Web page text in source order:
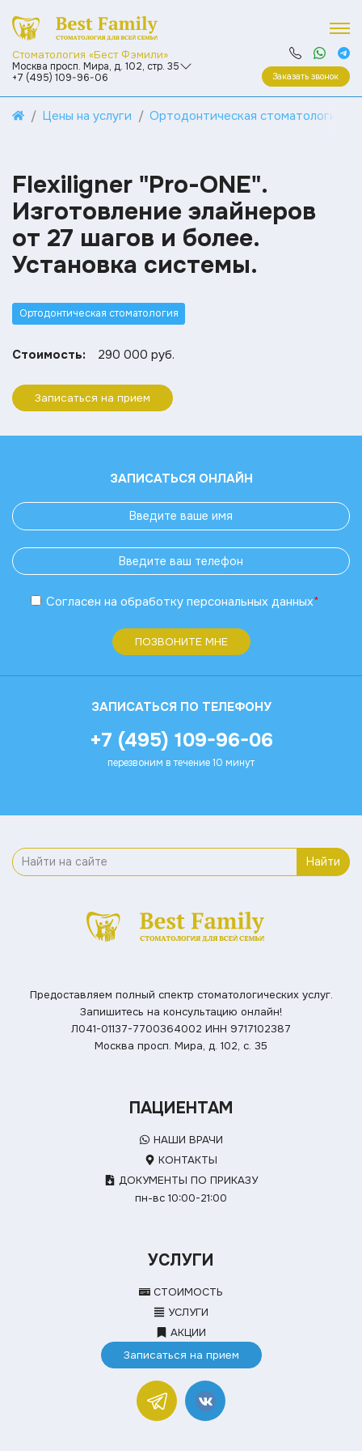
Стоматология «Бест Фэмили»
Москва просп. Мира, д. 102, стр. 35
+7 (495) 109-96-06
Заказать звонок
Цены на услуги Ортодонтическая стоматология
Flexiligner "Pro-ONE".
Изготовление элайнеров
от 27 шагов и более.
Установка системы.
Ортодонтическая стоматология
Стоимость: 290 000 руб.
Записаться на прием
ЗАПИСАТЬСЯ ОНЛАЙН
Согласен на обработку персональных данных*
ПОЗВОНИТЕ МНЕ
ЗАПИСАТЬСЯ ПО ТЕЛЕФОНУ
+7 (495) 109-96-06
перезвоним в течение 10 минут
Найти
Предоставляем полный спектр стоматологических услуг.
Запишитесь на консультацию онлайн!
Л041-01137-7700364002 ИНН 9717102387
Москва просп. Мира, д. 102, с. 35
ПАЦИЕНТАМ
НАШИ ВРАЧИ
КОНТАКТЫ
ДОКУМЕНТЫ ПО ПРИКАЗУ
пн-вс 10:00-21:00
УСЛУГИ
СТОИМОСТЬ
УСЛУГИ
АКЦИИ
Записаться на прием